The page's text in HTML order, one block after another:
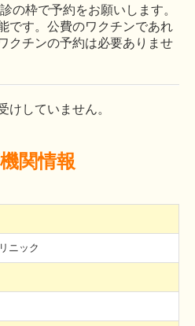
の枠で予約をお願いします。
です。公費のワクチンであれ
クチンの予約は必要ありませ
けしていません。
関情報
ニック